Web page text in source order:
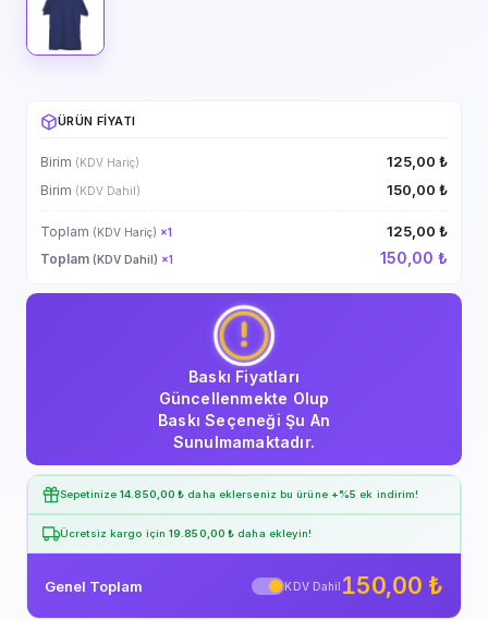
ÜRÜN FIYATI
Birim (KDV Hariç) 125,00 ₺
Birim (KDV Dahil) 150,00 ₺
Toplam (KDV Hariç) ×1 125,00 ₺
Toplam (KDV Dahil) ×1 150,00 ₺
Baskı Fiyatları
Güncellenmekte Olup
Baskı Seçeneği Şu An
Sunulmamaktadır.
Sepetinize14.850,00 ₺ daha eklerseniz bu ürüne +%5 ek indirim!
Ücretsiz kargo için 19.850,00 ₺ daha ekleyin!
Genel Toplam KDV Dahil 150,00 ₺